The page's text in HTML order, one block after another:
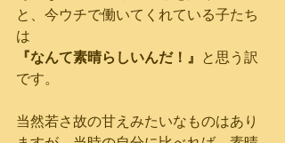
と、今ウチで働いてくれている子たち
は
『なんて素晴らしいんだ！』 と思う訳
です。
当然若さ故の甘えみたいなものはあり